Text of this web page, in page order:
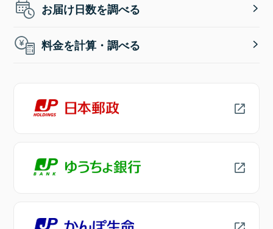
お届け日数を調べる
料金を計算・調べる